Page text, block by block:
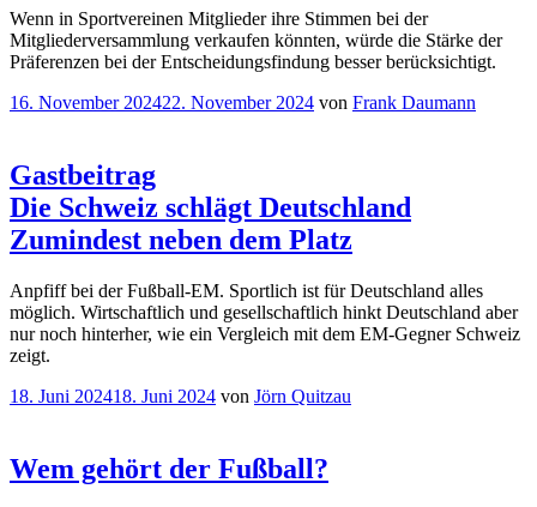
Wenn in Sportvereinen Mitglieder ihre Stimmen bei der
Mitgliederversammlung verkaufen könnten, würde die Stärke der
Präferenzen bei der Entscheidungsfindung besser berücksichtigt.
Veröffentlicht
16. November 202422. November 2024 von Frank Daumann
Gastbeitrag
Die Schweiz schlägt Deutschland
Zumindest neben dem Platz
Anpfiff bei der Fußball-EM. Sportlich ist für Deutschland alles
möglich. Wirtschaftlich und gesellschaftlich hinkt Deutschland aber
nur noch hinterher, wie ein Vergleich mit dem EM-Gegner Schweiz
zeigt.
Veröffentlicht
18. Juni 202418. Juni 2024 von Jörn Quitzau
Wem gehört der Fußball?